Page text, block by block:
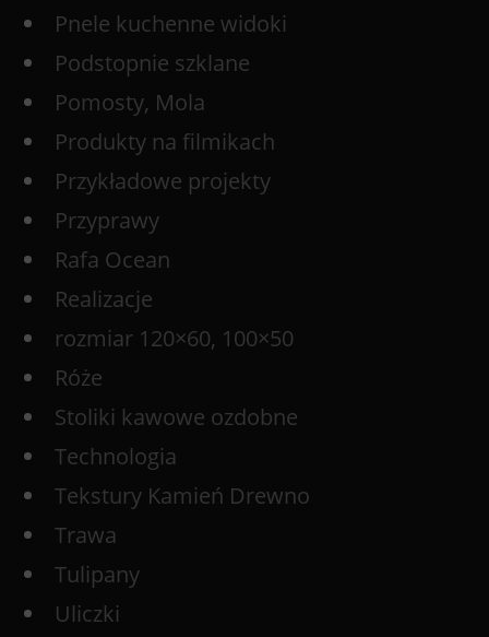
Pnele kuchenne widoki
Podstopnie szklane
Pomosty, Mola
Produkty na filmikach
Przykładowe projekty
Przyprawy
Rafa Ocean
Realizacje
rozmiar 120×60, 100×50
Róże
Stoliki kawowe ozdobne
Technologia
Tekstury Kamień Drewno
Trawa
Tulipany
Uliczki